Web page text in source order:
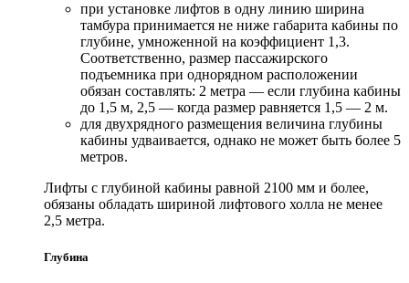
при установке лифтов в одну линию ширина
тамбура принимается не ниже габарита кабины по
глубине, умноженной на коэффициент 1,3.
Соответственно, размер пассажирского
подъемника при однорядном расположении
обязан составлять: 2 метра — если глубина кабины
до 1,5 м, 2,5 — когда размер равняется 1,5 — 2 м.
для двухрядного размещения величина глубины
кабины удваивается, однако не может быть более 5
метров.
Лифты с глубиной кабины равной 2100 мм и более,
обязаны обладать шириной лифтового холла не менее
2,5 метра.
Глубина